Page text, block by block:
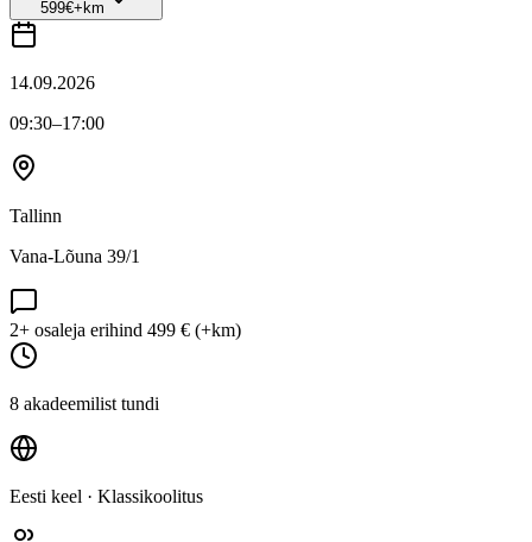
599€+km
14.09.2026
09:30–17:00
Tallinn
Vana-Lõuna 39/1
2+ osaleja erihind 499 € (+km)
8 akadeemilist tundi
Eesti keel · Klassikoolitus